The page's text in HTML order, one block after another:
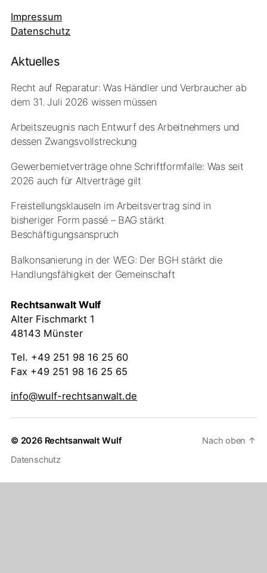
Impressum
Datenschutz
Aktuelles
Recht auf Reparatur: Was Händler und Verbraucher ab
dem 31. Juli 2026 wissen müssen
Arbeitszeugnis nach Entwurf des Arbeitnehmers und
dessen Zwangsvollstreckung
Gewerbemietverträge ohne Schriftformfalle: Was seit
2026 auch für Altverträge gilt
Freistellungsklauseln im Arbeitsvertrag sind in
bisheriger Form passé – BAG stärkt
Beschäftigungsanspruch
Balkonsanierung in der WEG: Der BGH stärkt die
Handlungsfähigkeit der Gemeinschaft
Rechtsanwalt Wulf
Alter Fischmarkt 1
48143 Münster
Tel. +49 251 98 16 25 60
Fax +49 251 98 16 25 65
info@wulf-rechtsanwalt.de
© 2026 Rechtsanwalt Wulf
Datenschutz
Nach oben ↑